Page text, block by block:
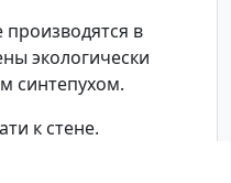
в
экологически
синтепухом.
к стене.